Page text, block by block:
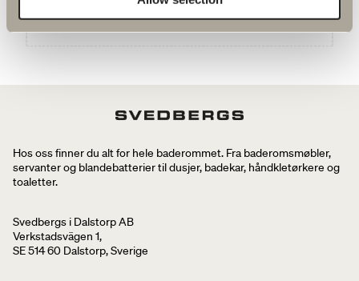
Hos oss finner du alt for hele baderommet. Fra baderomsmøbler,
servanter og blandebatterier til dusjer, badekar, håndkletørkere og
toaletter.
Svedbergs i Dalstorp AB
Verkstadsvägen 1,
SE 514 60 Dalstorp, Sverige